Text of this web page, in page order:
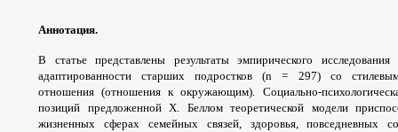
Аннотация.
В статье представлены результатыэмпирического
адаптированностистарших подростков (n = 297) со
отношения(отношения к окружающим). Социально-
позиций предложенной Х. Беллом теоретической модели
жизненных сферах семейных связей, здоровья, повседневных